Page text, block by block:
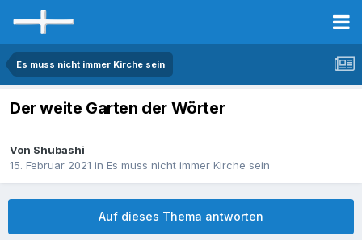
Es muss nicht immer Kirche sein
Der weite Garten der Wörter
Von Shubashi
15. Februar 2021 in Es muss nicht immer Kirche sein
Auf dieses Thema antworten